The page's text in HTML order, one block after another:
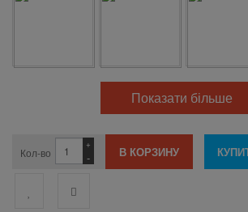
Показати більше
Кол-во -
+